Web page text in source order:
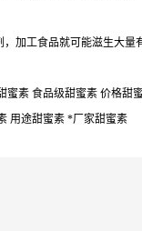
，加工食品就可能滋生大
蜜素 食品级甜蜜素 价格甜
用途甜蜜素 *厂家甜蜜素